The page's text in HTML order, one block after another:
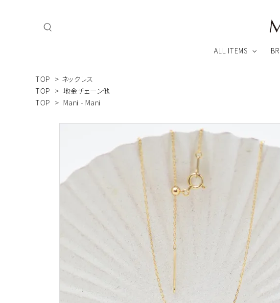
ALL ITEMS
ブレスレット
ビューティー
金属アレルギー対応 あこや真珠
ダイヤモンド カラーストーン
Mani - Mani
ジュエリーを飾るよろこびをすべての人へ こだわりのカスタムメイドフ
私たちについて
TOP > ネックレス
TOP > 地金チェーン他
TOP > Mani - Mani